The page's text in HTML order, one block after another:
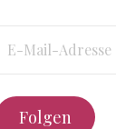
Mail-
Folgen